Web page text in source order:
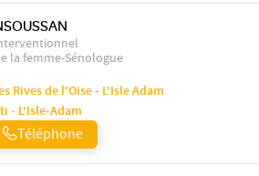
la femme-Sénologue
Rives de l'Oise - L'Isle Adam
- L'Isle-Adam
Téléphone